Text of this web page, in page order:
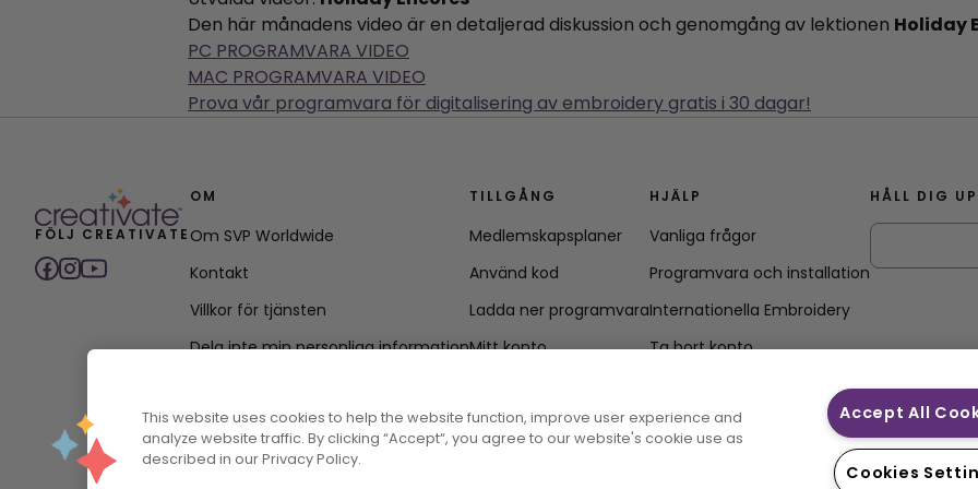
Den här månadens video är en detaljerad diskussion och genomgång av lektionen Holiday
PC PROGRAMVARA VIDEO
MAC PROGRAMVARA VIDEO
Prova vår programvara för digitalisering av embroidery gratis i 30 dagar!
FÖLJ CREATIVATE
OM
Om SVP Worldwide
Kontakt
Villkor för tjänsten
Dela inte min personliga information
Policy för tillgänglighet
TILLGÅNG
Medlemskapsplaner
Använd kod
Ladda ner programvara
Mitt konto
HJÄLP
Vanliga frågor
Programvara och installation
Internationella Embroidery
Ta bort konto
HÅLL DIG
This website uses cookies to help the website function, improve user experience and
analyze website traffic. By clicking “Accept“, you agree to our website's cookie use as
described in our Privacy Policy.
Accept All
Cookies